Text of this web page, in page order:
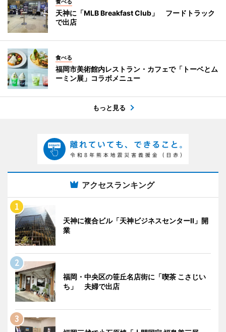
食べる
天神に「MLB Breakfast Club」 フードトラック
で出店
食べる
福岡市美術館内レストラン・カフェで「トーベとム
ーミン展」コラボメニュー
もっと見る
アクセスランキング
天神に複合ビル「天神ビジネスセンターII」開
業
福岡・中央区の笹丘名店街に「喫茶 こさじい
ち」 夫婦で出店